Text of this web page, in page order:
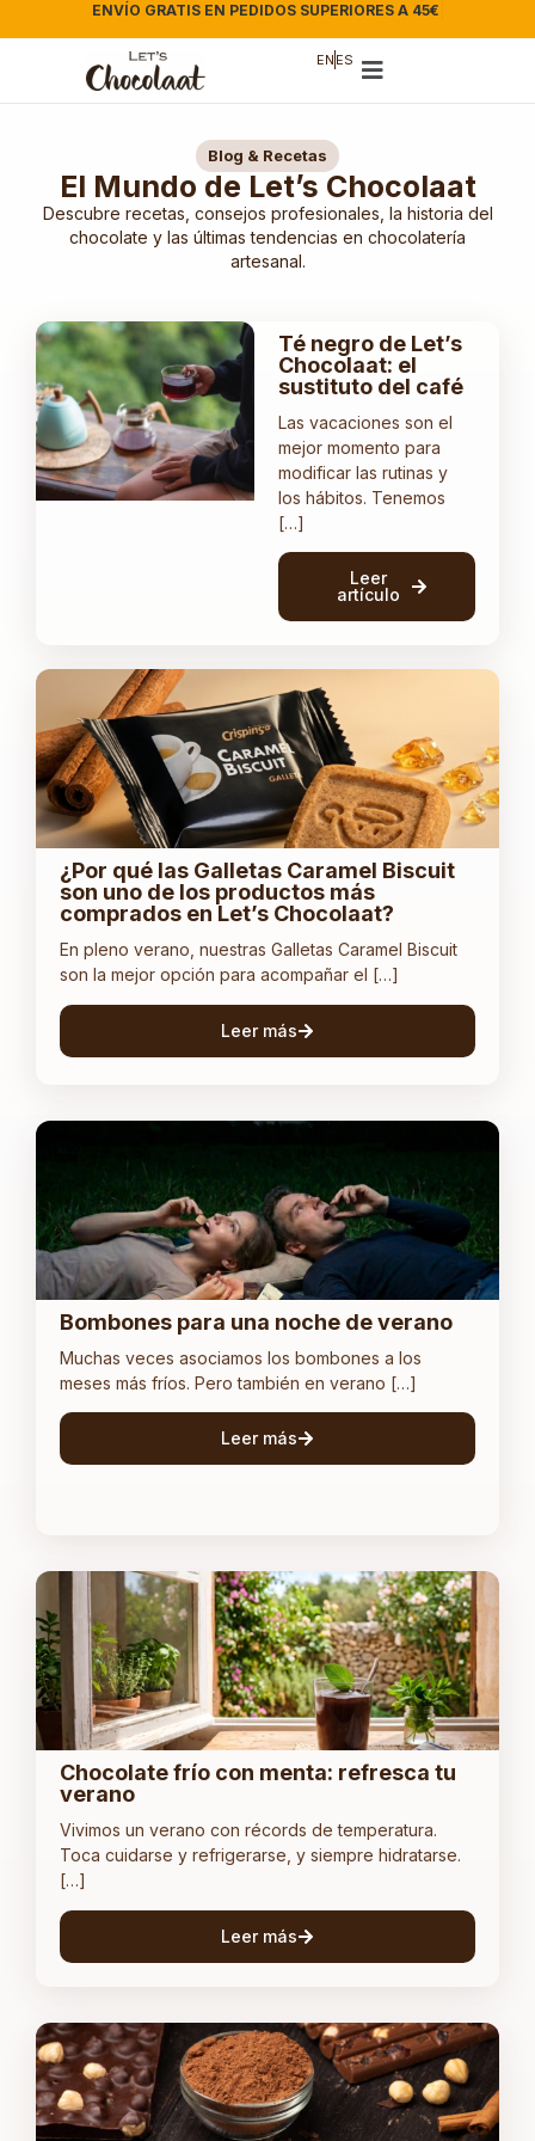
ENVÍO GRATIS EN PEDIDOS SUPERIORES A 45€
EN ES
Blog & Recetas
El Mundo de Let’s Chocolaat
Descubre recetas, consejos profesionales, la historia del
chocolate y las últimas tendencias en chocolatería
artesanal.
Té negro de Let’s
Chocolaat: el
sustituto del café
Las vacaciones son el
mejor momento para
modificar las rutinas y
los hábitos. Tenemos
[…]
Leer
artículo
¿Por qué las Galletas Caramel Biscuit
son uno de los productos más
comprados en Let’s Chocolaat?
En pleno verano, nuestras Galletas Caramel Biscuit
son la mejor opción para acompañar el […]
Leer más
Bombones para una noche de verano
Muchas veces asociamos los bombones a los
meses más fríos. Pero también en verano […]
Leer más
Chocolate frío con menta: refresca tu
verano
Vivimos un verano con récords de temperatura.
Toca cuidarse y refrigerarse, y siempre hidratarse.
[…]
Leer más